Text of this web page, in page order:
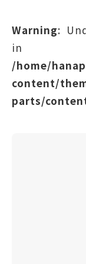
Warning:
in
/home/
content/
parts/